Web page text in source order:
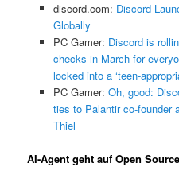
discord.com: Discord
Globally
PC Gamer: Discord is
checks in March for
locked into a ‘teen-
PC Gamer: Oh, good:
ties to Palantir co-founder
Thiel
AI-Agent geht auf Open